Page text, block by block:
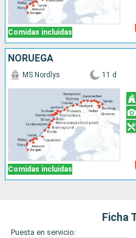
Comidas incluidas
NORUEGA
Comidas incluidas
MS Nordlys 11 d
Ficha
Puesta en servicio: